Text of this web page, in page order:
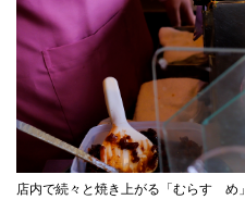
店内で続々と焼き上がる「むらすゞめ」